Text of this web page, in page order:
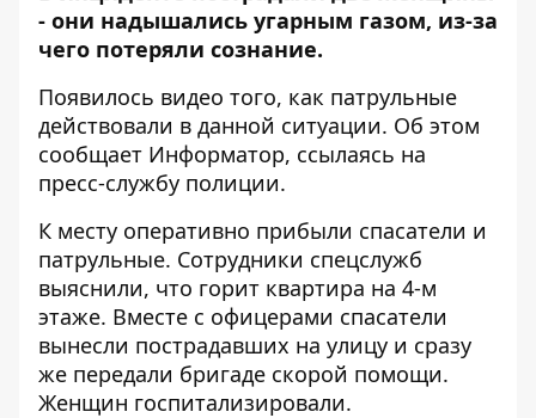
- они надышались угарным газом, из-за
чего потеряли сознание.
Появилось видео того, как патрульные
действовали в данной ситуации. Об этом
сообщает Информатор, ссылаясь на
пресс-службу полиции.
К месту оперативно прибыли спасатели и
патрульные. Сотрудники спецслужб
выяснили, что горит квартира на 4-м
этаже. Вместе с офицерами спасатели
вынесли пострадавших на улицу и сразу
же передали бригаде скорой помощи.
Женщин госпитализировали.